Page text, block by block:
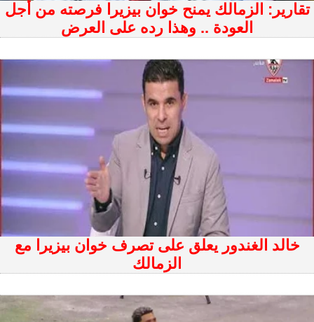
تقارير: الزمالك يمنح خوان بيزيرا فرصته من أجل
العودة .. وهذا رده على العرض
خالد الغندور يعلق على تصرف خوان بيزيرا مع
الزمالك